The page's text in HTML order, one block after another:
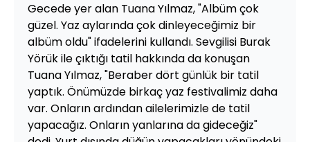
Gecede yer alan Tuana Yılmaz, "Albüm çok
güzel. Yaz aylarında çok dinleyeceğimiz bir
albüm oldu" ifadelerini kullandı. Sevgilisi Burak
Yörük ile çıktığı tatil hakkında da konuşan
Tuana Yılmaz, "Beraber dört günlük bir tatil
yaptık. Önümüzde birkaç yaz festivalimiz daha
var. Onların ardından ailelerimizle de tatil
yapacağız. Onların yanlarına da gideceğiz"